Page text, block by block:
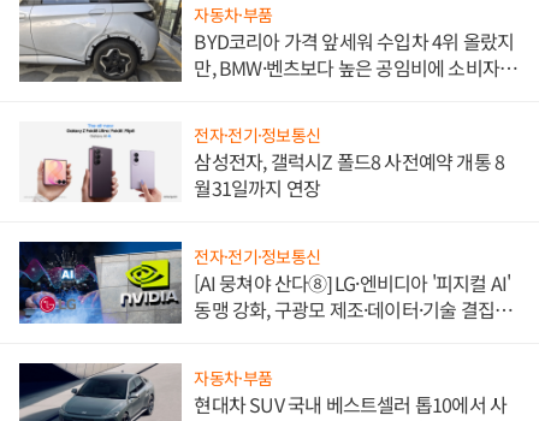
자동차·부품
BYD코리아 가격 앞세워 수입차 4위 올랐지
만, BMW·벤츠보다 높은 공임비에 소비자
전자·전기·정보통신
삼성전자, 갤럭시Z 폴드8 사전예약 개통 8
월31일까지 연장
전자·전기·정보통신
[AI 뭉쳐야 산다⑧] LG·엔비디아 '피지컬 AI'
동맹 강화, 구광모 제조·데이터·기술 결집
자동차·부품
현대차 SUV 국내 베스트셀러 톱10에서 사